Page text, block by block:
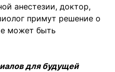
анестезии, доктор,
примут решение о
может быть
для будущей